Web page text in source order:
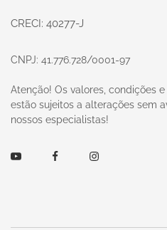
CRECI: 40277-J
CNPJ: 41.776.728/0001-97
Atenção! Os valores, condições
estão sujeitos a alterações sem
nossos especialistas!
Youtube FacebookInstagram